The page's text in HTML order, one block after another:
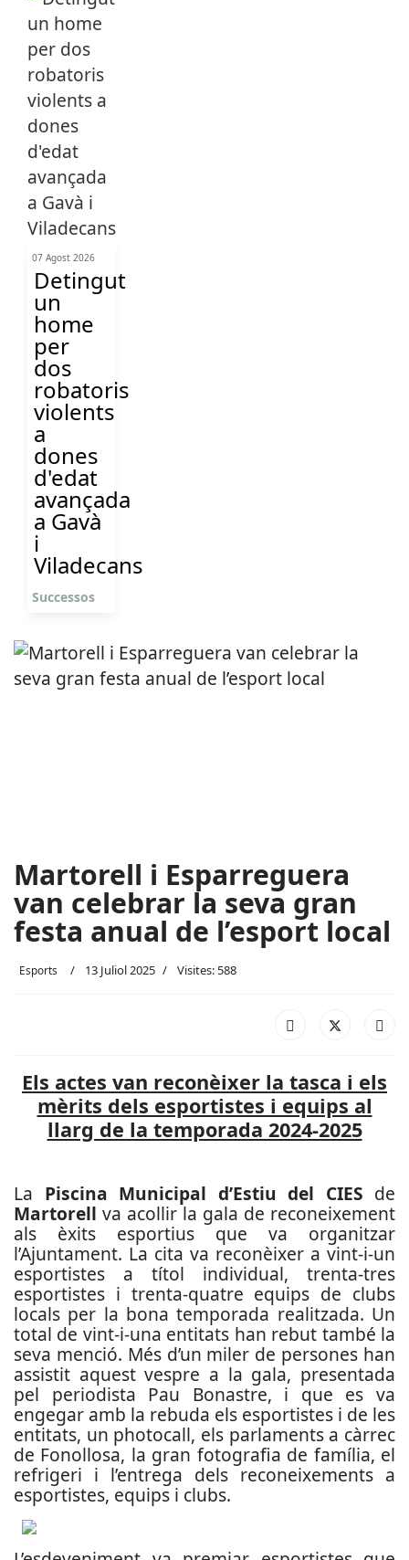
07 Agost 2026
Detingut
un
home
per
dos
robatoris
violents
a
dones
d'edat
avançada
a Gavà
i
Viladecans
Successos
Martorell i Esparreguera
van celebrar la seva gran
festa anual de l’esport local
Esports 13 Juliol 2025 Visites: 588
Els actes van reconèixer la tasca i els
mèrits dels esportistes i equips al
llarg de la temporada 2024-2025
La Piscina Municipal d’Estiu del CIES de
Martorell va acollir la gala de reconeixement
als èxits esportius que va organitzar
l’Ajuntament. La cita va reconèixer a vint-i-un
esportistes a títol individual, trenta-tres
esportistes i trenta-quatre equips de clubs
locals per la bona temporada realitzada. Un
total de vint-i-una entitats han rebut també la
seva menció. Més d’un miler de persones han
assistit aquest vespre a la gala, presentada
pel periodista Pau Bonastre, i que es va
engegar amb la rebuda els esportistes i de les
entitats, un photocall, els parlaments a càrrec
de Fonollosa, la gran fotografia de família, el
refrigeri i l’entrega dels reconeixements a
esportistes, equips i clubs.